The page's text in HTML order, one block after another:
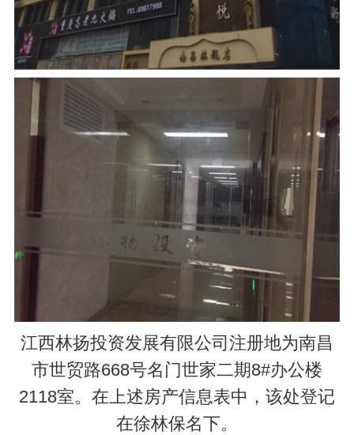
江西林扬投资发展有限公司注册地为南昌
市世贸路668号名门世家二期8#办公楼
2118室。在上述房产信息表中，该处登记
在徐林保名下。